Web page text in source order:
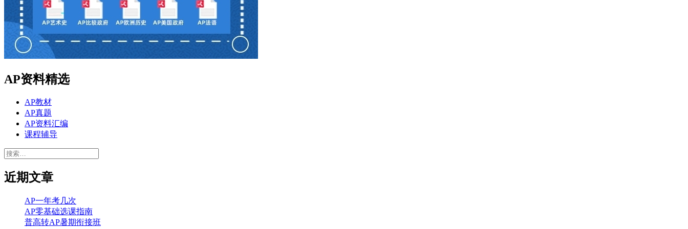
AP资料精选
AP教材
AP真题
AP资料汇编
课程辅导
搜
近期文章
AP一年考几次
AP零基础选课指南
普高转AP暑期衔接班